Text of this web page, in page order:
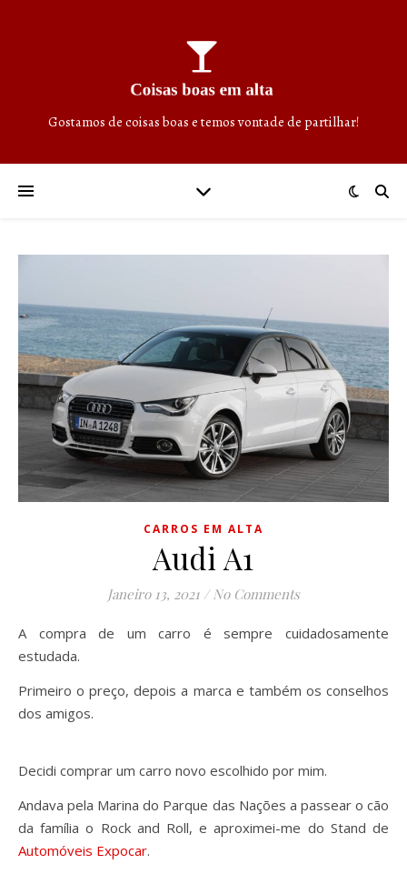
Gostamos de coisas boas e temos vontade de partilhar!
CARROS EM ALTA
Audi A1
Janeiro 13, 2021 / No Comments
A compra de um carro é sempre cuidadosamente
estudada.
Primeiro o preço, depois a marca e também os conselhos
dos amigos.
Decidi comprar um carro novo escolhido por mim.
Andava pela Marina do Parque das Nações a passear o cão
da família o Rock and Roll, e aproximei-me do Stand de
Automóveis Expocar.